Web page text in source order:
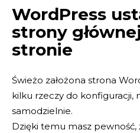
WordPress
strony
stronie
Świeżo założona strona
kilku rzeczy do konfiguracji,
samodzielnie.
Dzięki temu masz pewność,